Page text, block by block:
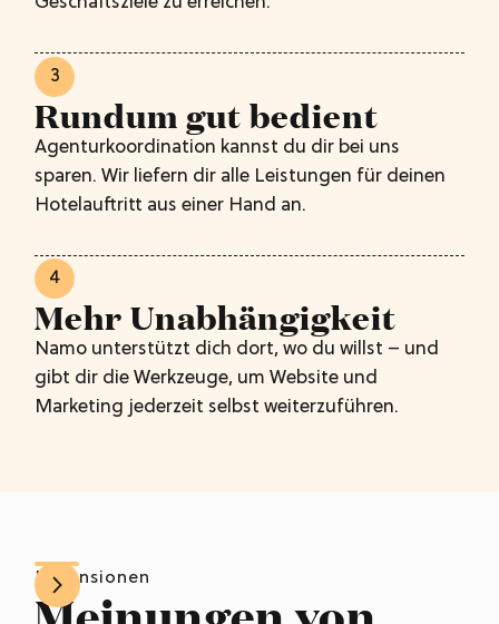
3
Rundum gut bedient
Agenturkoordination kannst du dir bei uns
sparen. Wir liefern dir alle Leistungen für deinen
Hotelauftritt aus einer Hand an.
4
Mehr Unabhängigkeit
Namo unterstützt dich dort, wo du willst – und
gibt dir die Werkzeuge, um Website und
Marketing jederzeit selbst weiterzuführen.
Rezensionen